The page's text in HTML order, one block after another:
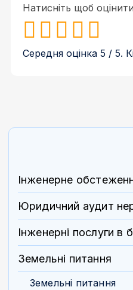
Натисніть щоб
Середня оцінка5 / 5.
Інженерне
Юридичний аудит
Інженерні послуги в
Земельні питання
Земельні питання